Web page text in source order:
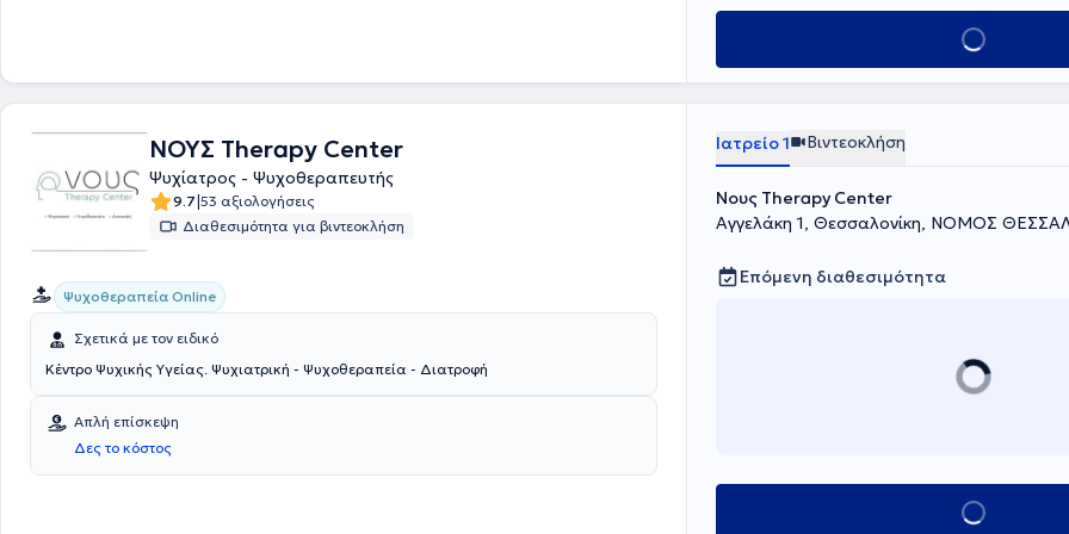
συμπτωμάτων, καθώς και στη διαχείριση προβλημάτων στις διαπροσωπικές
σχέσεις. Δεν αναλαμβάνει εξαρτήσεις από ουσίες και τυχερά παιχνίδια. Είναι μέλος
του Ιατρικού Συλλόγου Θεσσαλονίκης και της Πανελλήνιας Εταιρείας Γνωστικής
Αναλυτικής Ψυχοθεραπείας.
Κλείσε ραντεβού
ΝΟΥΣ Therapy Center
Ψυχίατρος - Ψυχοθεραπευτής
9.7|53 αξιολογήσεις
Διαθεσιμότητα για βιντεοκλήση
Ψυχοθεραπεία Online
Σχετικά με τον ειδικό
Κέντρο Ψυχικής Υγείας. Ψυχιατρική - Ψυχοθεραπεία - Διατροφή
Απλή επίσκεψη
Δες το κόστος
Ιατρείο 1 Βιντεοκλήση
Νους Therapy Center
Αγγελάκη 1, Θεσσαλονίκη, ΝΟΜΟΣ
Επόμενη διαθεσιμότητα
Κλείσε ραντεβού